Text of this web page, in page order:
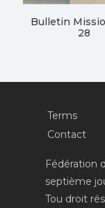
Bulletin
28
Fédération
septième
Tou droit
Terms
Contact